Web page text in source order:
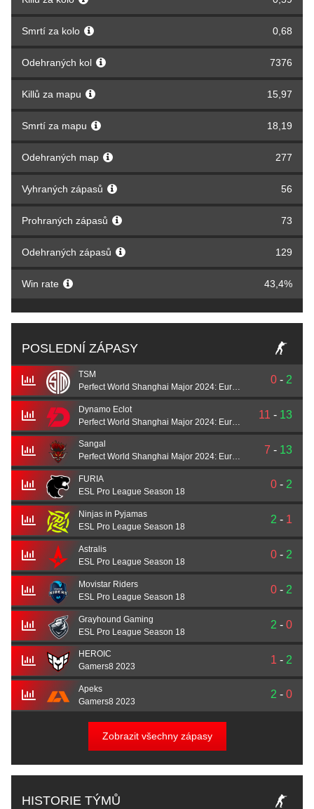
Smrtí za kolo 0,68
Odehraných kol 7376
Killů za mapu 15,97
Smrtí za mapu 18,19
Odehraných map 277
Vyhraných zápasů 56
Prohraných zápasů 73
Odehraných zápasů 129
Win rate 43,4%
POSLEDNÍ ZÁPASY
TSM
Perfect World Shanghai Major 2024: European Qualifier A
0 - 2
Dynamo Eclot
Perfect World Shanghai Major 2024: European Qualifier A
11 - 13
Sangal
Perfect World Shanghai Major 2024: European Qualifier A
7 - 13
FURIA
ESL Pro League Season 18
0 - 2
Ninjas in Pyjamas
ESL Pro League Season 18
2 - 1
Astralis
ESL Pro League Season 18
0 - 2
Movistar Riders
ESL Pro League Season 18
0 - 2
Grayhound Gaming
ESL Pro League Season 18
2 - 0
HEROIC
Gamers8 2023
1 - 2
Apeks
Gamers8 2023
2 - 0
Zobrazit všechny zápasy
HISTORIE TÝMŮ